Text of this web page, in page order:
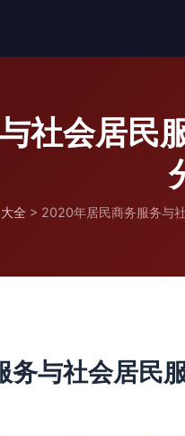
社会居民
全 > 2020年居民商务服务与
与社会居民